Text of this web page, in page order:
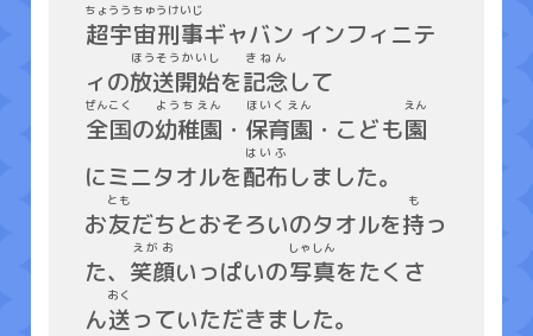
超宇宙刑事
ちょううちゅうけいじ
ギャバン インフィニテ
ィの放送開始
ほうそうかいし
を記念
きねん
して
全国
ぜんこく
の幼稚園
ようちえん
・ 保育園
ほいくえん
・こども園
えん
にミニタオルを配布
はいふ
しました。
お友
とも
だちとおそろいのタオルを持
も
っ
た、 笑顔
えがお
いっぱいの写真
しゃしん
をたくさ
ん送
おく
っていただきました。